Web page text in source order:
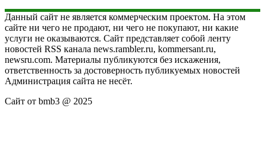
Данный сайт не является коммерческим проектом. На этом
сайте ни чего не продают, ни чего не покупают, ни какие
услуги не оказываются. Сайт представляет собой ленту
новостей RSS канала news.rambler.ru, kommersant.ru,
newsru.com. Материалы публикуются без искажения,
ответственность за достоверность публикуемых новостей
Администрация сайта не несёт.
Сайт от bmb3 @ 2025